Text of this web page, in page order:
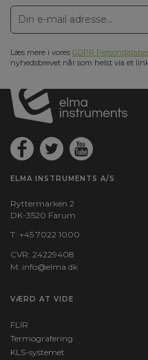
Læs mere i vores GDPR
nyhedsbrevet når som helst via et
ELMA INSTRUMENTS A/S
Ryttermarken 2
DK-3520 Farum
T: +45 7022 1000
CVR: 24229408
M: info@elma.dk
VÆRD AT VIDE
FLIR
Termografering
KLS-systemet